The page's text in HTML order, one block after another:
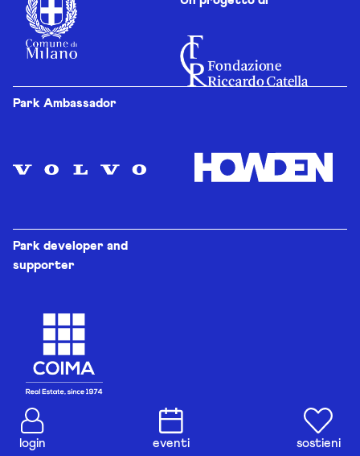
login eventi sostieni
Park Ambassador
Park developer and
supporter